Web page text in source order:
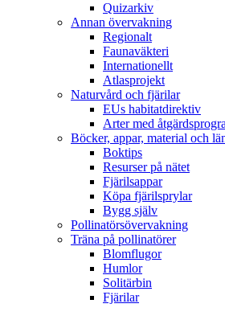
Quizarkiv
Annan övervakning
Regionalt
Faunaväkteri
Internationellt
Atlasprojekt
Naturvård och fjärilar
EUs habitatdirektiv
Arter med
Böcker, appar, material och
Boktips
Resurser på nätet
Fjärilsappar
Köpa fjärilsprylar
Bygg själv
Pollinatörsövervakning
Träna på pollinatörer
Blomflugor
Humlor
Solitärbin
Fjärilar